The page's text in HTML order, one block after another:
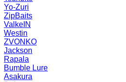
Yo-Zuri
ZipBaits
ValkeIN
Westin
ZVONKO
Jackson
Rapala
Bumble Lure
Asakura